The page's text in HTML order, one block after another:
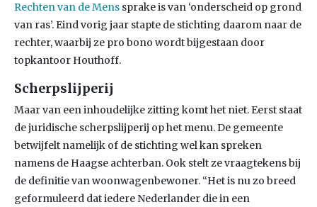
Rechten van de Mens sprake is van ‘onderscheid op grond
van ras’. Eind vorig jaar stapte de stichting daarom naar de
rechter, waarbij ze pro bono wordt bijgestaan door
topkantoor Houthoff.
Scherpslijperij
Maar van een inhoudelijke zitting komt het niet. Eerst staat
de juridische scherpslijperij op het menu. De gemeente
betwijfelt namelijk of de stichting wel kan spreken
namens de Haagse achterban. Ook stelt ze vraagtekens bij
de definitie van woonwagenbewoner. “Het is nu zo breed
geformuleerd dat iedere Nederlander die in een